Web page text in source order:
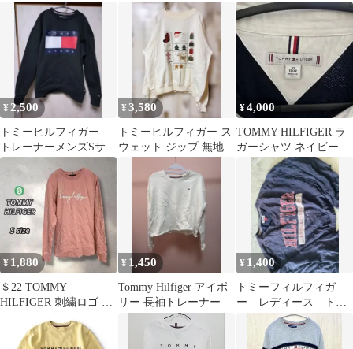
長袖 〖S〗 裏起毛
¥2,500
トミーヒルフィガー
トレーナーメンズSサイ
ズ
¥3,580
トミーヒルフィガー ス
ウェット ジップ 無地
【Ｍ】赤 化繊 普段着
部屋着
¥4,000
TOMMY HILFIGER ラ
ガーシャツ ネイビー
¥ 1,880
＄22 TOMMY
HILFIGER 刺繍ロゴ ス
¥ 1,450
Tommy Hilfiger アイボ
リー 長袖トレーナー
¥ 1,400
トミーフィルフィガ
ー レディース トレ
ーナー トップス ス
ウェット